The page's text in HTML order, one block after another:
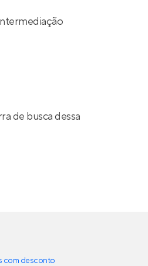
de busca dessa
com desconto